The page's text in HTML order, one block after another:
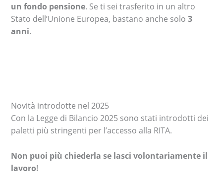
un fondo pensione. Se ti sei trasferito in un altro
Stato dell’Unione Europea, bastano anche solo3
anni.
Novità introdotte nel 2025
Con la Legge di Bilancio 2025 sono stati introdotti dei
paletti più stringenti per l’accesso alla RITA.
Non puoi più chiederla se lasci volontariamente il
lavoro!